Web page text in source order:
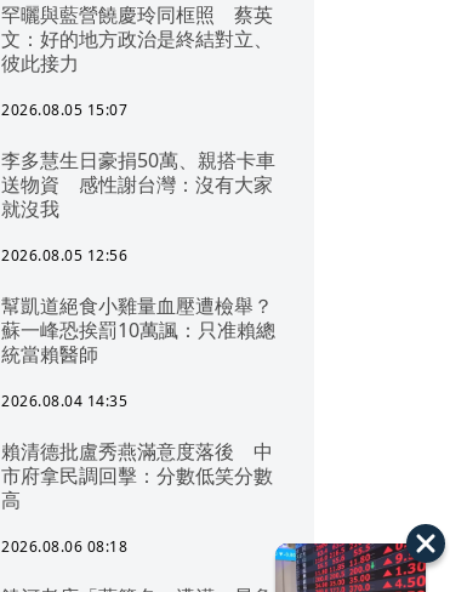
罕曬與藍營饒慶玲同框照 蔡英
文：好的地方政治是終結對立、
彼此接力
2026.08.05 15:07
李多慧生日豪捐50萬、親搭卡車
送物資 感性謝台灣：沒有大家
就沒我
2026.08.05 12:56
幫凱道絕食小雞量血壓遭檢舉？
蘇一峰恐挨罰10萬諷：只准賴總
統當賴醫師
2026.08.04 14:35
賴清德批盧秀燕滿意度落後 中
市府拿民調回擊：分數低笑分數
高
2026.08.06 08:18